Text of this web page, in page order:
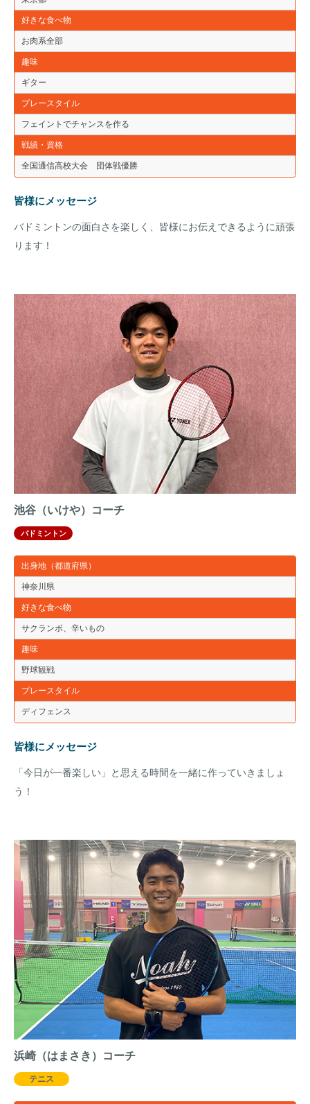
好きな食べ物
お肉系全部
趣味
ギター
プレースタイル
フェイントでチャンスを作る
戦績・資格
全国通信高校大会 団体戦優勝
皆様にメッセージ
バドミントンの面白さを楽しく、皆様にお伝えできるように頑張
ります！
池谷（いけや）コーチ
バドミントン
出身地（都道府県）
神奈川県
好きな食べ物
サクランボ、辛いもの
趣味
野球観戦
プレースタイル
ディフェンス
皆様にメッセージ
「今日が一番楽しい」と思える時間を一緒に作っていきましょ
う！
浜崎（はまさき）コーチ
テニス